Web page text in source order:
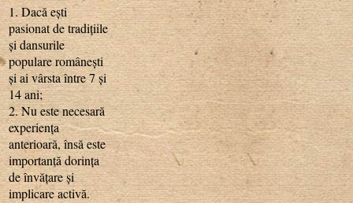
1. Dacă ești
pasionat de tradițiile
și dansurile
populare românești
și ai vârsta între 7 și
14 ani;
2. Nu este necesară
experiența
anterioară, însă este
importantă dorința
de învățare și
implicare activă.